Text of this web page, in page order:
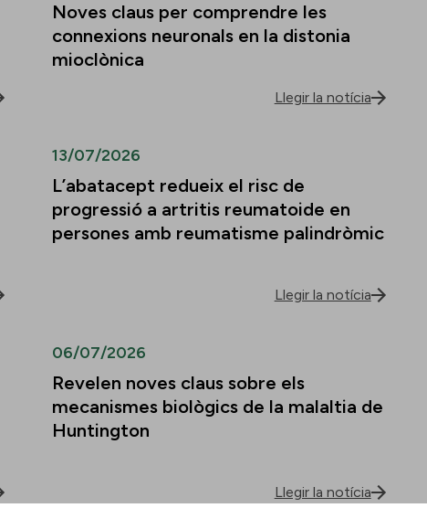
Noves claus per comprendre les
connexions neuronals en la distonia
mioclònica
Llegir la notícia
13/07/2026
L’abatacept redueix el risc de
progressió a artritis reumatoide en
persones amb reumatisme palindròmic
Llegir la notícia
06/07/2026
Revelen noves claus sobre els
mecanismes biològics de la malaltia de
Huntington
Llegir la notícia